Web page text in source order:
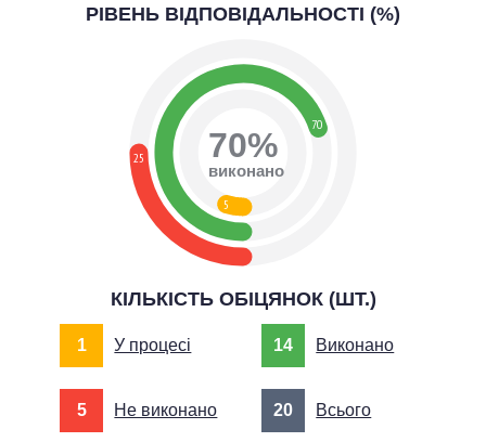
РІВЕНЬ ВІДПОВІДАЛЬНОСТІ (%)
25
70
5
70%
виконано
КІЛЬКІСТЬ ОБІЦЯНОК (ШТ.)
1 У процесі 14 Виконано
5 Не виконано 20 Всього